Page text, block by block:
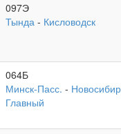
097Э
Тында - Кисловодск
064Б
Минск-Пасс. -
Главный